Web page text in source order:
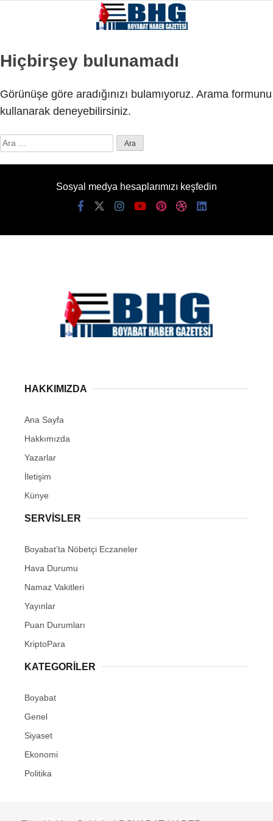
Hiçbirşey bulunamadı
Görünüşe göre aradığınızı bulamıyoruz. Arama formunu
kullanarak deneyebilirsiniz.
Arama:
Sosyal medya hesaplarımızı keşfedin
HAKKIMIZDA
Ana Sayfa
Hakkımızda
Yazarlar
İletişim
Künye
SERVISLER
Boyabat’ta Nöbetçi Eczaneler
Hava Durumu
Namaz Vakitleri
Yayınlar
Puan Durumları
KriptoPara
KATEGORILER
Boyabat
Genel
Siyaset
Ekonomi
Politika